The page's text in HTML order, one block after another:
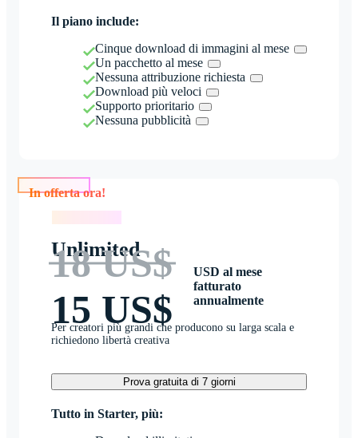
Il piano include:
Cinque download di immagini al mese
Un pacchetto al mese
Nessuna attribuzione richiesta
Download più veloci
Supporto prioritario
Nessuna pubblicità
Unlimited
18 US$
15 US$
USD al mese
fatturato
annualmente
Per creatori più grandi che producono su larga scala e
richiedono libertà creativa
Prova gratuita di 7 giorni
Tutto in Starter, più: